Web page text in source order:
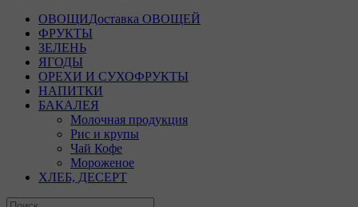
ОВОЩИДоставка ОВОЩЕЙ
ФРУКТЫ
ЗЕЛЕНЬ
ЯГОДЫ
ОРЕХИ И СУХОФРУКТЫ
НАПИТКИ
БАКАЛЕЯ
Молочная продукция
Рис и крупы
Чай Кофе
Мороженое
ХЛЕБ, ДЕСЕРТ